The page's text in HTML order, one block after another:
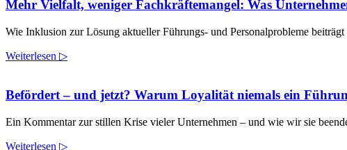
Mehr Vielfalt, weniger Fachkräftemangel: Was
Wie Inklusion zur Lösung aktueller Führungs- und Personalprobleme
Weiterlesen ▷
Befördert – und jetzt? Warum Loyalität niemals ein
Ein Kommentar zur stillen Krise vieler Unternehmen – und wie wir sie
Weiterlesen ▷